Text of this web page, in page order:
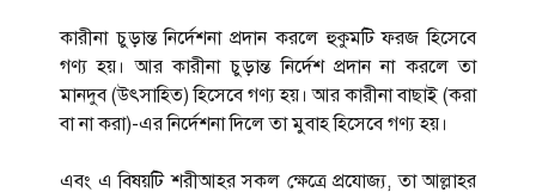
কারীনা চুড়ান্ত নির্দেশনা প্রদান করলে হুকুমটি ফরজ হিসেবে
গণ্য হয়। আর কারীনা চুড়ান্ত নির্দেশ প্রদান না করলে তা
মানদুব (উৎসাহিত) হিসেবে গণ্য হয়। আর কারীনা বাছাই (করা
বা না করা)-এর নির্দেশনা দিলে তা মুবাহ হিসেবে গণ্য হয়।
এবং এ বিষয়টি শরীআহর সকল ক্ষেত্রে প্রযোজ্য, তা আল্লাহর